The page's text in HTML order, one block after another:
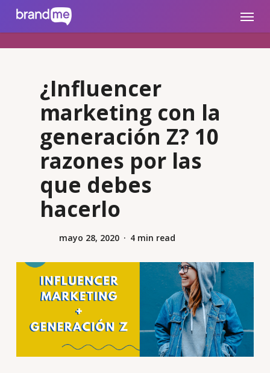
brandme.la Menu
¿Influencer
marketing con la
generación Z? 10
razones por las
que debes
hacerlo
mayo 28, 2020 4 min read